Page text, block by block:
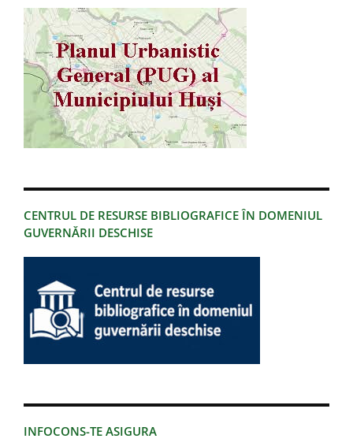
CENTRUL DE RESURSE BIBLIOGRAFICE ÎN DOMENIUL
GUVERNĂRII DESCHISE
INFOCONS-TE ASIGURA